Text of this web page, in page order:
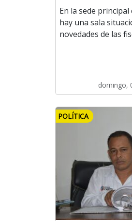
En la sede
hay una sala
novedades de las
domingo,
POLÍTICA